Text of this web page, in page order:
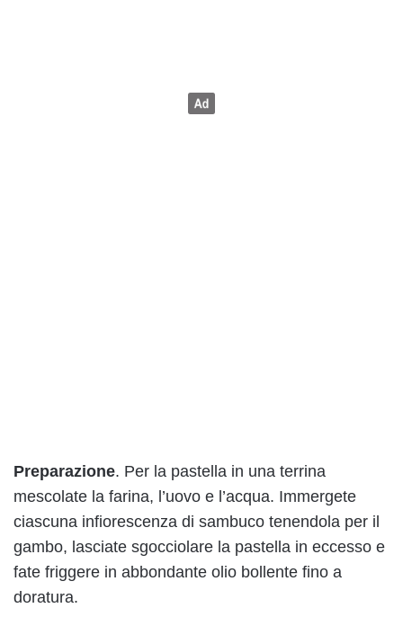
Preparazione. Per la pastella in una terrina
mescolate la farina, l’uovo e l’acqua. Immergete
ciascuna infiorescenza di sambuco tenendola per il
gambo, lasciate sgocciolare la pastella in eccesso e
fate friggere in abbondante olio bollente fino a
doratura.